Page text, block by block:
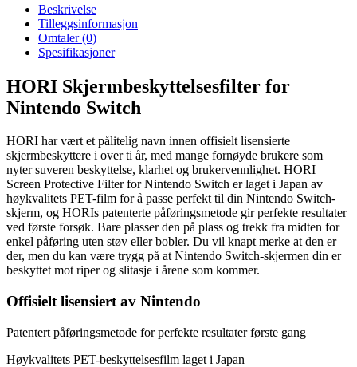
Beskrivelse
Tilleggsinformasjon
Omtaler (0)
Spesifikasjoner
HORI Skjermbeskyttelsesfilter for
Nintendo Switch
HORI har vært et pålitelig navn innen offisielt lisensierte
skjermbeskyttere i over ti år, med mange fornøyde brukere som
nyter suveren beskyttelse, klarhet og brukervennlighet. HORI
Screen Protective Filter for Nintendo Switch er laget i Japan av
høykvalitets PET-film for å passe perfekt til din Nintendo Switch-
skjerm, og HORIs patenterte påføringsmetode gir perfekte resultater
ved første forsøk. Bare plasser den på plass og trekk fra midten for
enkel påføring uten støv eller bobler. Du vil knapt merke at den er
der, men du kan være trygg på at Nintendo Switch-skjermen din er
beskyttet mot riper og slitasje i årene som kommer.
Offisielt lisensiert av Nintendo
Patentert påføringsmetode for perfekte resultater første gang
Høykvalitets PET-beskyttelsesfilm laget i Japan